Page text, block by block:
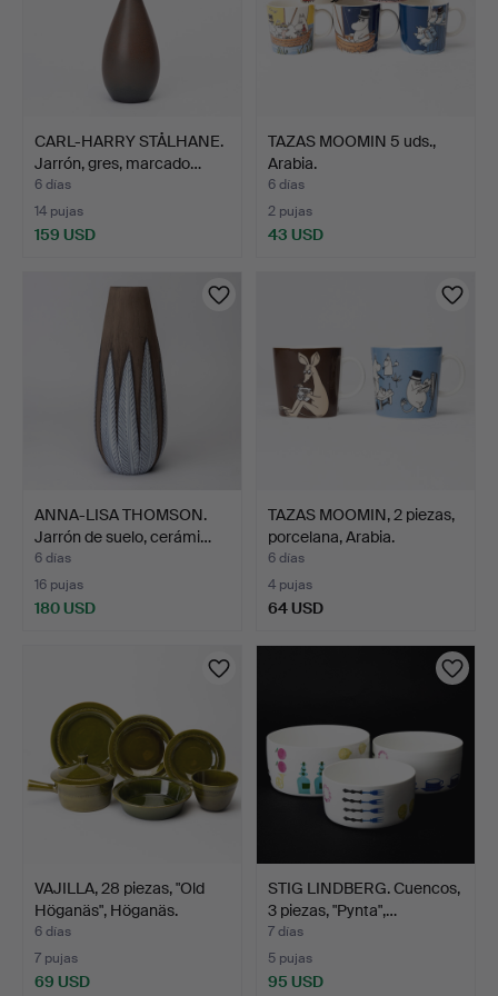
CARL-HARRY STÅLHANE.
Jarrón, gres, marcado…
6 días
14 pujas
159 USD
TAZAS MOOMIN 5 uds.,
Arabia.
6 días
2 pujas
43 USD
ANNA-LISA THOMSON.
Jarrón de suelo, cerámi…
6 días
16 pujas
180 USD
TAZAS MOOMIN, 2 piezas,
porcelana, Arabia.
6 días
4 pujas
64 USD
VAJILLA, 28 piezas, "Old
Höganäs", Höganäs.
6 días
7 pujas
69 USD
STIG LINDBERG. Cuencos,
3 piezas, "Pynta",…
7 días
5 pujas
95 USD